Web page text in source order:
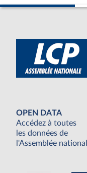
OPEN DATA
Accédez à toutes
les données de
l'Assemblée